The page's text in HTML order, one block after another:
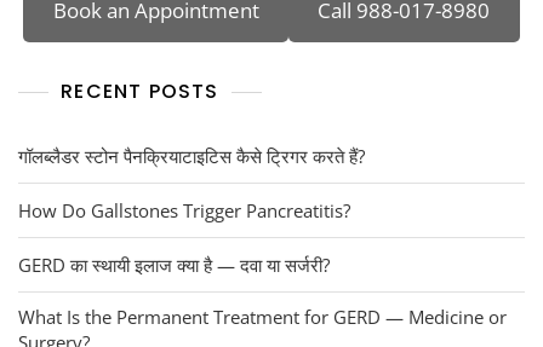
Book an Appointment Call 988-017-8980
RECENT POSTS
गॉलब्लैडर स्टोन पैनक्रियाटाइटिस कैसे ट्रिगर करते हैं?
How Do Gallstones Trigger Pancreatitis?
GERD का स्थायी इलाज क्या है — दवा या सर्जरी?
What Is the Permanent Treatment for GERD — Medicine or